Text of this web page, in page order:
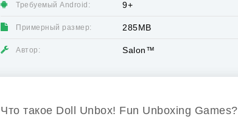
Требуемый Android: 9+
Примерный размер: 285MB
Автор: Salon™
Что такое Doll Unbox! Fun Unboxing Games?